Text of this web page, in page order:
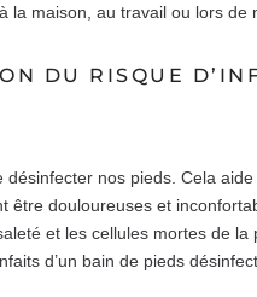
maison, au travail ou lors de
DU RISQUE
désinfecter nos pieds. Cela
être douloureuses et
et les cellules mortes de la
d’un bain de pieds